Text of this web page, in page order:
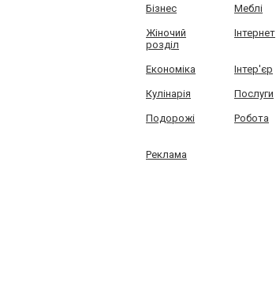
Бізнес Меблі
Жіночий
розділ
Інтернет
Економіка Інтер'єр
Кулінарія Послуги
Подорожі Робота
Реклама